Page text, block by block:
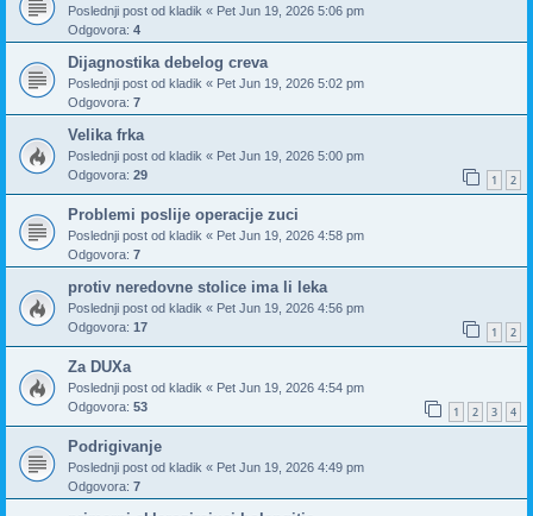
Poslednji post od kladik « Pet Jun 19, 2026 5:06 pm
Odgovora: 4
Dijagnostika debelog creva
Poslednji post od kladik « Pet Jun 19, 2026 5:02 pm
Odgovora: 7
Velika frka
Poslednji post od kladik « Pet Jun 19, 2026 5:00 pm
Odgovora: 29 1 2
Problemi poslije operacije zuci
Poslednji post od kladik « Pet Jun 19, 2026 4:58 pm
Odgovora: 7
protiv neredovne stolice ima li leka
Poslednji post od kladik « Pet Jun 19, 2026 4:56 pm
Odgovora: 17 1 2
Za DUXa
Poslednji post od kladik « Pet Jun 19, 2026 4:54 pm
Odgovora: 53 1 2 3 4
Podrigivanje
Poslednji post od kladik « Pet Jun 19, 2026 4:49 pm
Odgovora: 7